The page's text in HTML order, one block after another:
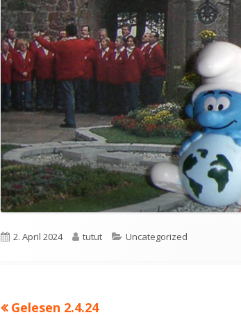
Veröffentlicht
2. April 2024 Autor
tutut Kategorien
Uncategorized
Vorheriger
Gelesen 2.4.24